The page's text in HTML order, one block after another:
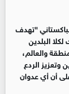
"تهدف
البلدين
والعالم،
وتعزيز الردع
أن أي عدوان